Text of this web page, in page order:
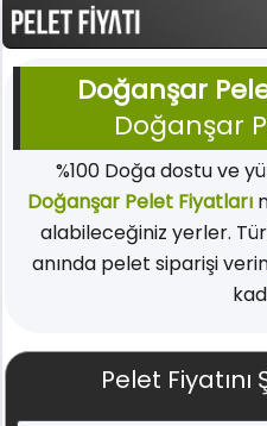
Doğanşar
Doğanşar
%100 Doğa dostu ve
Doğanşar Pelet Fiyatları
alabileceğiniz yerler.
anında pelet siparişi
Pelet